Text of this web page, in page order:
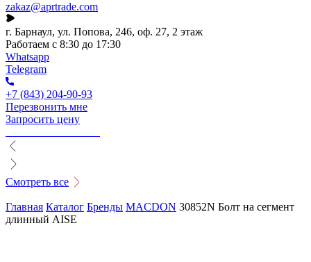
zakaz@aprtrade.com
г. Барнаул, ул. Попова, 246, оф. 27, 2 этаж
Работаем с 8:30 до 17:30
Whatsapp
Telegram
+7 (843) 204-90-93
Перезвонить мне
Запросить цену
Смотреть все
Главная Каталог Бренды MACDON 30852N Болт на сегмент
длинный AISE